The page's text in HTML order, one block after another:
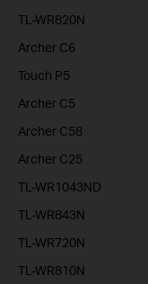
TL-WR820N
Archer C6
Touch P5
Archer C5
Archer C58
Archer C25
TL-WR1043ND
TL-WR843N
TL-WR720N
TL-WR810N